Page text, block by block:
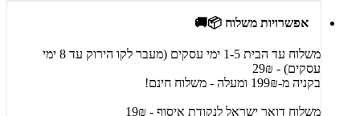
אפשרויות משלוח 📦🚚
משלוח עד הבית 1-5 ימי עסקים (מעבר לקו הירוק עד 8 ימי
עסקים) - 29₪
בקניה מ-199₪ ומעלה - משלוח חינם!
משלוח דואר ישראל לנקודת איסוף - 19₪